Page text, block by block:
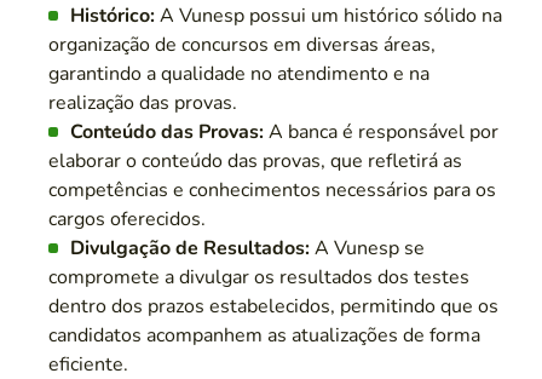
Histórico:A Vunesp possui um histórico sólido na
organização de concursos em diversas áreas,
garantindo a qualidade no atendimento e na
realização das provas.
Conteúdo das Provas:A banca é responsável por
elaborar o conteúdo das provas, que refletirá as
competências e conhecimentos necessários para os
cargos oferecidos.
Divulgação de Resultados:A Vunesp se
compromete a divulgar os resultados dos testes
dentro dos prazos estabelecidos, permitindo que os
candidatos acompanhem as atualizações de forma
eficiente.